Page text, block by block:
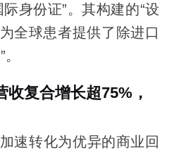
身份证”。其构建的“设
全球患者提供了除进口
复合增长超75%，
速转化为优异的商业回